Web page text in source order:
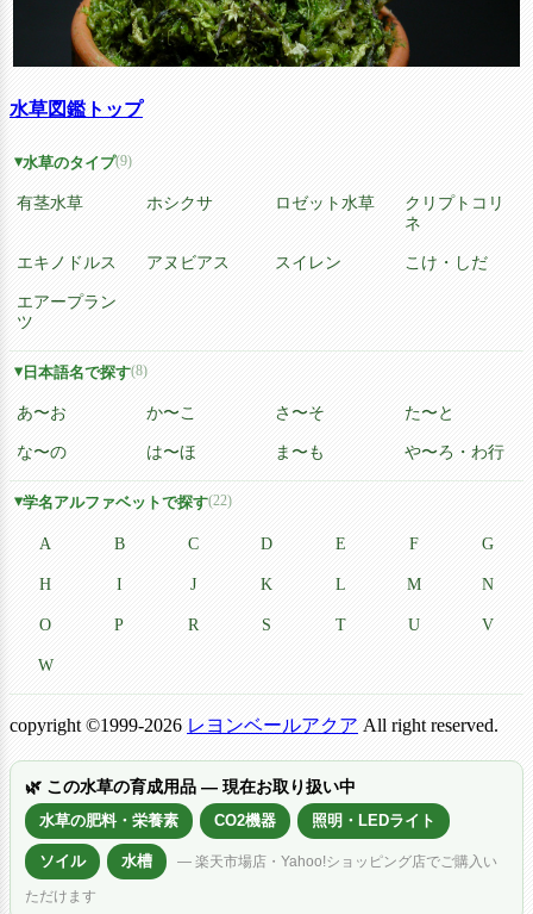
水草図鑑トップ
水草のタイプ(9)
有茎水草 ホシクサ ロゼット水草
クリプトコリ
ネ
エキノドルス アヌビアス スイレン こけ・しだ
エアープラン
ツ
日本語名で探す(8)
あ〜お か〜こ さ〜そ た〜と
な〜の は〜ほ ま〜も や〜ろ・わ行
学名アルファベットで探す(22)
A B C D E F G
H I J K L M N
O P R S T U V
W
copyright ©1999-2026 レヨンベールアクア All right reserved.
🌿 この水草の育成用品 — 現在お取り扱い中
水草の肥料・栄養素 CO2機器 照明・LEDライト
ソイル 水槽 — 楽天市場店・Yahoo!ショッピング店でご購入い
ただけます